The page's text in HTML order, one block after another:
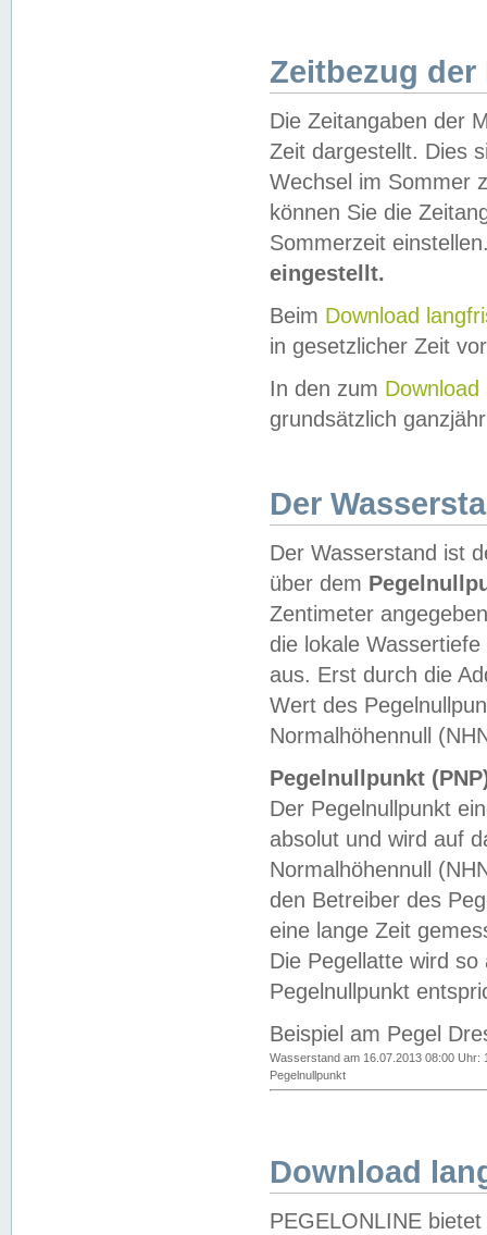
Zeitbezug der
Die Zeitangaben der
Zeit dargestellt. Dies
Wechsel im Sommer
können Sie die
Sommerzeit
eingestellt.
Beim Download
in gesetzlicher Zeit
In den zum Download
grundsätzlich
Der
Der Wasserstand ist
über dem
Zentimeter
die lokale
aus. Erst durch die
Wert des
Normalhöhennull
Pegelnullpunkt
Der Pegelnullpunkt
absolut und wird auf
Normalhöhennull
den Betreiber des
eine lange Zeit
Die Pegellatte wird
Pegelnullpunkt
Beispiel am Pegel
Wasserstand am 16.07.2013 08:00 Uhr:
Pegelnullpunkt
Download
PEGELONLINE